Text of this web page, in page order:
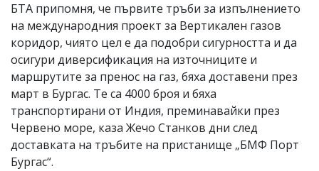
БТА припомня, че първите тръби за изпълнението
на международния проект за Вертикален газов
коридор, чиято цел е да подобри сигурността и да
осигури диверсификация на източниците и
маршрутите за пренос на газ, бяха доставени през
март в Бургас. Те са 4000 броя и бяха
транспортирани от Индия, преминавайки през
Червено море, каза Жечо Станков дни след
доставката на тръбите на пристанище „БМФ Порт
Бургас“.